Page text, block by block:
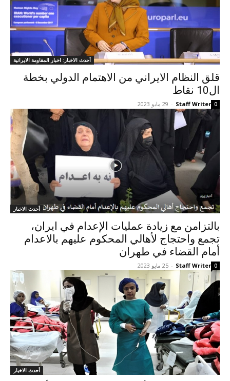
أحدث الاخبار: اخبار المقاومة الايرانية
قلق النظام الايراني من الاهتمام الدولي بخطة
ال10 نقاط
Staff Writer
- 29 مايو 2023 0
أحدث الاخبار
بالتزامن مع زيادة عمليات الإعدام في ایران،
تجمع واحتجاج لأهالي المحكوم عليهم بالاعدام
أمام القضاء في طهران
Staff Writer
- 25 مايو 2023 0
أحدث الاخبار